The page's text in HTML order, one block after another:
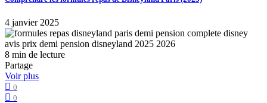
4 janvier 2025
8 min de lecture
Partage
Voir plus
0
0